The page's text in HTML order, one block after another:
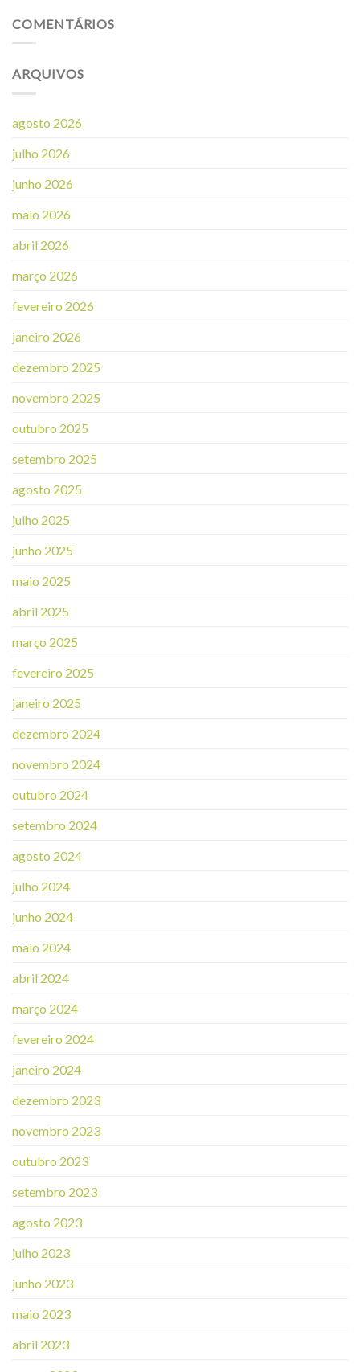
COMENTÁRIOS
ARQUIVOS
agosto 2026
julho 2026
junho 2026
maio 2026
abril 2026
março 2026
fevereiro 2026
janeiro 2026
dezembro 2025
novembro 2025
outubro 2025
setembro 2025
agosto 2025
julho 2025
junho 2025
maio 2025
abril 2025
março 2025
fevereiro 2025
janeiro 2025
dezembro 2024
novembro 2024
outubro 2024
setembro 2024
agosto 2024
julho 2024
junho 2024
maio 2024
abril 2024
março 2024
fevereiro 2024
janeiro 2024
dezembro 2023
novembro 2023
outubro 2023
setembro 2023
agosto 2023
julho 2023
junho 2023
maio 2023
abril 2023